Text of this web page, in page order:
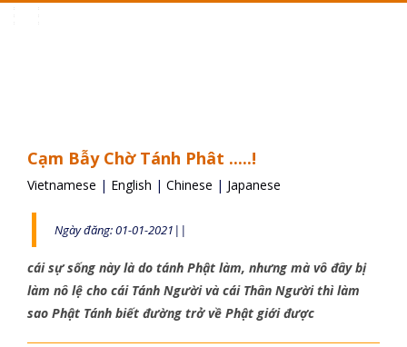
Cạm Bẫy Chờ Tánh Phât .....!
Vietnamese | English | Chinese | Japanese
Ngày đăng: 01-01-2021||
cái sự sống này là do tánh Phật làm, nhưng mà vô đây bị
làm nô lệ cho cái Tánh Người và cái Thân Người thì làm
sao Phật Tánh biết đường trở về Phật giới được